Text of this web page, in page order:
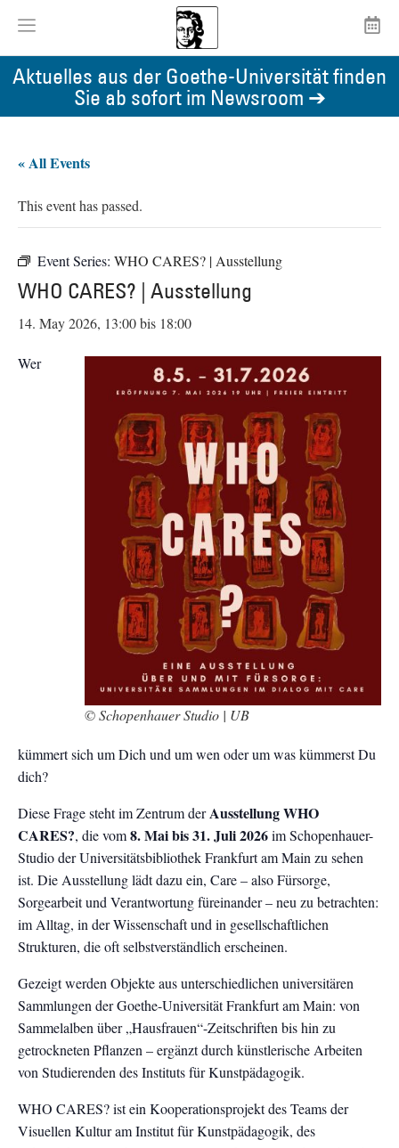
Aktuelles aus der Goethe-Universität finden
Sie ab sofort im Newsroom ➔
« All Events
This event has passed.
Event Series: WHO CARES? | Ausstellung
WHO CARES? | Ausstellung
14. May 2026, 13:00bis 18:00
© Schopenhauer Studio | UB
Wer
kümmert sich um Dich und um wen oder um was kümmerst Du
dich?
Diese Frage steht im Zentrum derAusstellung WHO
CARES?, die vom8. Mai bis 31. Juli 2026im Schopenhauer-
Studio der Universitätsbibliothek Frankfurt am Main zu sehen
ist. Die Ausstellung lädt dazu ein, Care – also Fürsorge,
Sorgearbeit und Verantwortung füreinander – neu zu betrachten:
im Alltag, in der Wissenschaft und in gesellschaftlichen
Strukturen, die oft selbstverständlich erscheinen.
Gezeigt werden Objekte aus unterschiedlichen universitären
Sammlungen der Goethe-Universität Frankfurt am Main: von
Sammelalben über „Hausfrauen“-Zeitschriften bis hin zu
getrockneten Pflanzen – ergänzt durch künstlerische Arbeiten
von Studierenden des Instituts für Kunstpädagogik.
WHO CARES? ist ein Kooperationsprojekt des Teams der
Visuellen Kultur am Institut für Kunstpädagogik, des